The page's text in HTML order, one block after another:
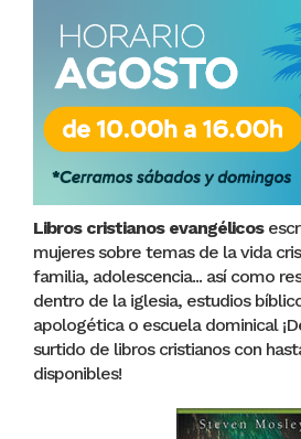
Libros cristianos evangélicos
mujeres sobre temas de la vida
familia, adolescencia... así como
dentro de la iglesia, estudios
apologética o escuela dominical
surtido de libros cristianos con
disponibles!